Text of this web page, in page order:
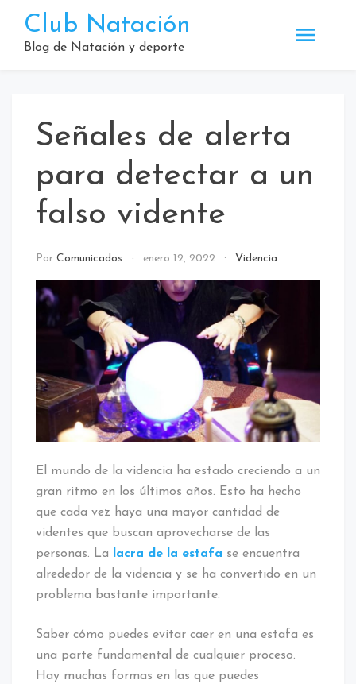
contenido
Club Natación
Blog de Natación y deporte
Señales de alerta
para detectar a un
falso vidente
Por Comunicados enero 12, 2022 Videncia
El mundo de la videncia ha estado creciendo a un
gran ritmo en los últimos años. Esto ha hecho
que cada vez haya una mayor cantidad de
videntes que buscan aprovecharse de las
personas. La lacra de la estafa se encuentra
alrededor de la videncia y se ha convertido en un
problema bastante importante.
Saber cómo puedes evitar caer en una estafa es
una parte fundamental de cualquier proceso.
Hay muchas formas en las que puedes